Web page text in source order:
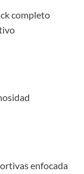
completo
enfocada